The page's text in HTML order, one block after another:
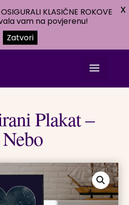
Plakat –
KLASIČNE ROKOVE
vam na povjerenu!
Zatvori
X